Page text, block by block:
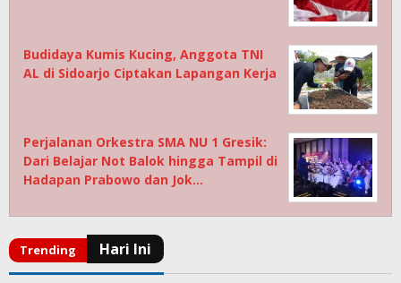
Budidaya Kumis Kucing, Anggota TNI
AL di Sidoarjo Ciptakan Lapangan Kerja
Perjalanan Orkestra SMA NU 1 Gresik:
Dari Belajar Not Balok hingga Tampil di
Hadapan Prabowo dan Jok…